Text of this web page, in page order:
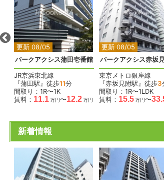
更新 08/05
2 2
パークアクシス蒲田壱番館
JR京浜東北線
『蒲田駅』徒歩11分
間取り：1R〜1K
賃料： 11.1万円〜12.2万円
更新 08/05
2
パークアクシス赤坂
東京メトロ銀座線
『赤坂見附駅』徒歩3
間取り：1R〜1LDK
賃料： 15.5万円〜
新着情報